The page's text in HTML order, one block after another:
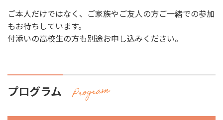
ご本人だけではなく、ご家族やご友人の方ご一緒での参加
もお待ちしています。
付添いの高校生の方も別途お申し込みください。
プログラム